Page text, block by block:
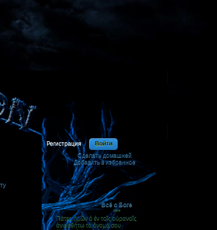
Регистрация
Войти
Сделать домашней
|
Добавить в избранное
Всё о Боге
***
Πάτερ ἡμῶν ὁ ἐν τοῖς οὐρανοῖς
ἁγιασθήτω τὸ ὄνομά σου·